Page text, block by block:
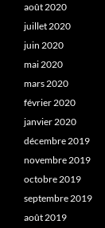
août 2020
juillet 2020
juin 2020
mai 2020
mars 2020
février 2020
janvier 2020
décembre 2019
novembre 2019
octobre 2019
septembre 2019
août 2019